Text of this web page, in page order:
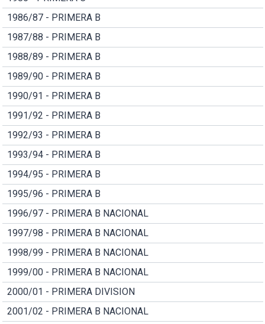
1986/87 - PRIMERA B
1987/88 - PRIMERA B
1988/89 - PRIMERA B
1989/90 - PRIMERA B
1990/91 - PRIMERA B
1991/92 - PRIMERA B
1992/93 - PRIMERA B
1993/94 - PRIMERA B
1994/95 - PRIMERA B
1995/96 - PRIMERA B
1996/97 - PRIMERA B NACIONAL
1997/98 - PRIMERA B NACIONAL
1998/99 - PRIMERA B NACIONAL
1999/00 - PRIMERA B NACIONAL
2000/01 - PRIMERA DIVISION
2001/02 - PRIMERA B NACIONAL